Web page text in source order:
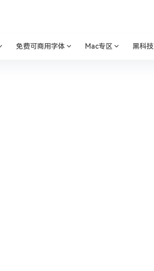
免费可商用字体 Mac专区 黑科技